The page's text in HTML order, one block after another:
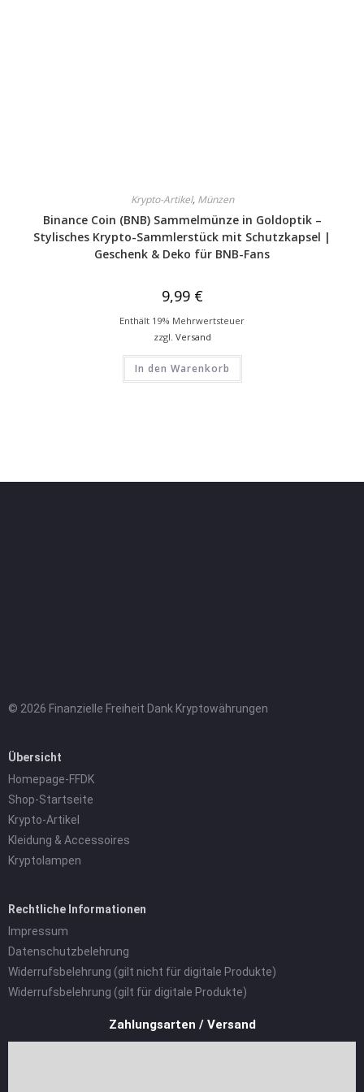
Krypto-Artikel, Münzen
Binance Coin (BNB) Sammelmünze in Goldoptik –
Stylisches Krypto-Sammlerstück mit Schutzkapsel |
Geschenk & Deko für BNB-Fans
9,99 €
Enthält 19% Mehrwertsteuer
zzgl. Versand
In den Warenkorb
© 2026 Finanzielle Freiheit Dank Kryptowährungen
Übersicht
Homepage-FFDK
Shop-Startseite
Krypto-Artikel
Kleidung & Accessoires
Kryptolampen
Rechtliche Informationen
Impressum
Datenschutzbelehrung
Widerrufsbelehrung (gilt nicht für digitale Produkte)
Widerrufsbelehrung (gilt für digitale Produkte)
Zahlungsarten / Versand